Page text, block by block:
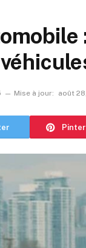
Mise à jour: août